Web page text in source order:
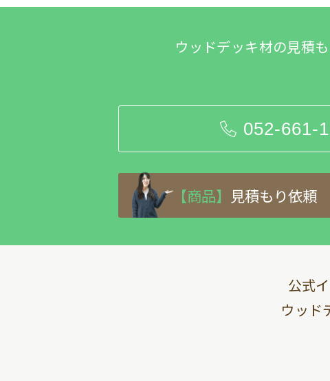
ウッドデッキ材の見積
052-661-
【商品】 見積もり依頼
公式
ウッド